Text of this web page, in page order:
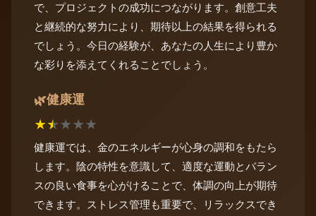
で、プロジェクトの成功につながります。創意工夫
と継続的な努力により、期待以上の結果を得られる
でしょう。今日の経験が、あなたの人生により豊か
な彩りを添えてくれることでしょう。
🌿健康運
★★★★★
健康運では、金のエネルギーが心身の調和をもたら
します。陰の特性を意識して、適度な運動とバラン
スの良い食事を心がけることで、体調の向上が期待
できます。ストレス管理も重要で、リラックスでき